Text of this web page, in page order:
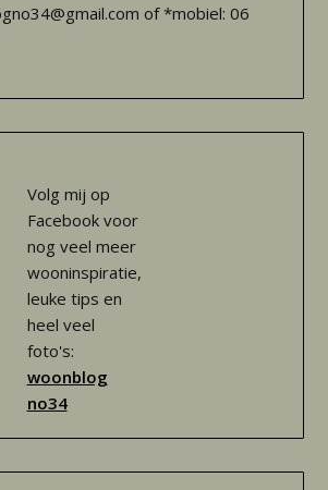
of *mobiel: 06
Volg mij op
Facebook voor
nog veel meer
wooninspiratie,
leuke tips en
heel veel
foto's:
woonblog
no34